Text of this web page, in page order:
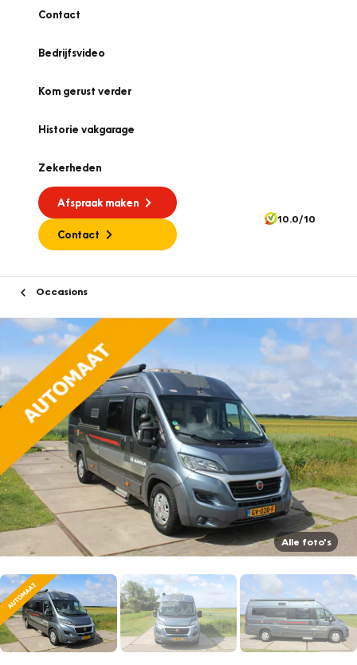
Contact
Bedrijfsvideo
Kom gerust verder
Historie vakgarage
Zekerheden
Afspraak maken
Contact
10.0/10
Occasions
Alle foto's